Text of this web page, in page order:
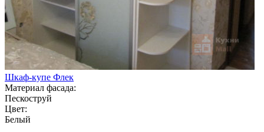
Шкаф-купе Флек
Материал фасада:
Пескоструй
Цвет:
Белый